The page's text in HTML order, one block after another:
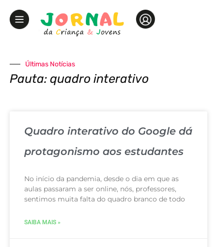
Últimas Notícias
Pauta: quadro interativo
Quadro interativo do Google dá
protagonismo aos estudantes
No início da pandemia, desde o dia em que as
aulas passaram a ser online, nós, professores,
sentimos muita falta do quadro branco de todo
SAIBA MAIS »